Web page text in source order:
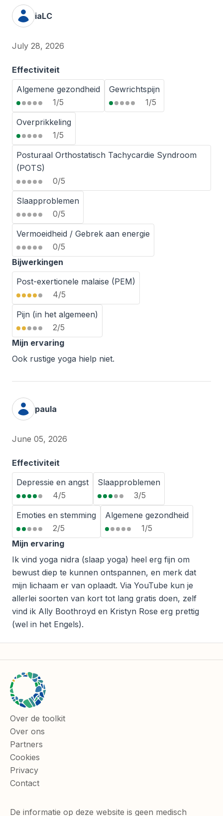
iaLC
July 28, 2026
Effectiviteit
Algemene gezondheid
1/5
Gewrichtspijn
1/5
Overprikkeling
1/5
Posturaal Orthostatisch Tachycardie Syndroom
(POTS)
0/5
Slaapproblemen
0/5
Vermoeidheid / Gebrek aan energie
0/5
Bijwerkingen
Post-exertionele malaise (PEM)
4/5
Pijn (in het algemeen)
2/5
Mijn ervaring
Ook rustige yoga hielp niet.
paula
June 05, 2026
Effectiviteit
Depressie en angst
4/5
Slaapproblemen
3/5
Emoties en stemming
2/5
Algemene gezondheid
1/5
Mijn ervaring
Ik vind yoga nidra (slaap yoga) heel erg fijn om
bewust diep te kunnen ontspannen, en merk dat
mijn lichaam er van oplaadt. Via YouTube kun je
allerlei soorten van kort tot lang gratis doen, zelf
vind ik Ally Boothroyd en Kristyn Rose erg prettig
(wel in het Engels).
Footernavigatie
Over de toolkit
Over ons
Partners
Cookies
Privacy
Contact
De informatie op deze website is geen medisch